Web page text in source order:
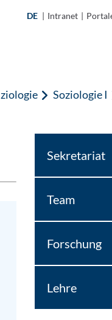
DE | Intranet |
Soziologie I
Sekretariat
Team
Forschung
Lehre